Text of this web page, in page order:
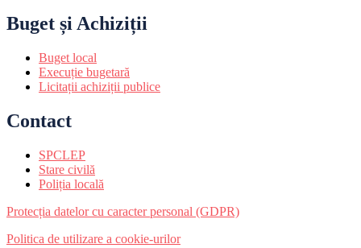
Buget și Achiziții
Buget local
Execuție bugetară
Licitații achiziții publice
Contact
SPCLEP
Stare civilă
Poliția locală
Protecția datelor cu caracter personal (GDPR)
Politica de utilizare a cookie-urilor